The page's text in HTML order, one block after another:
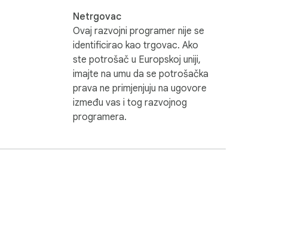
Netrgovac
Ovaj razvojni programer nije se
identificirao kao trgovac. Ako
ste potrošač u Europskoj uniji,
imajte na umu da se potrošačka
prava ne primjenjuju na ugovore
između vas i tog razvojnog
programera.